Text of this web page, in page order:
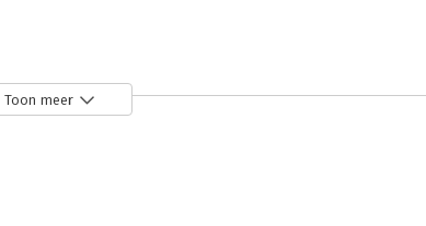
mislukken jammerlijk. Men slaagt er niet in de
Toon meer